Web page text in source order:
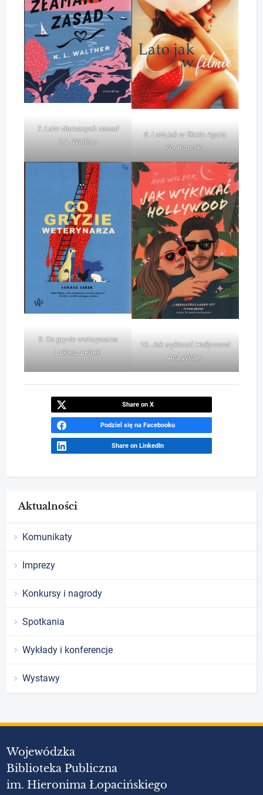
7. Lato złamanych zasad
K.L. Walther
8. Lato jak w filmie Agata
Kołakowska
9. Co gryzie weterynarza
Łukasz Łebek
10. Jak wykiwać Hollywood
Ava Wilder
Share on X
Podziel się na Facebooku
Share on LinkedIn
Aktualności
Komunikaty
Imprezy
Konkursy i nagrody
Spotkania
Wykłady i konferencje
Wystawy
Wojewódzka
Biblioteka Publiczna
im. Hieronima Łopacińskiego